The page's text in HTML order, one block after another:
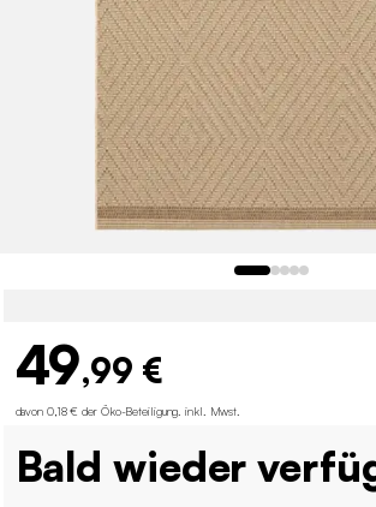
49,99 €
davon 0,18 € der Öko-Beteiligung inkl. Mwst.
Bald wieder